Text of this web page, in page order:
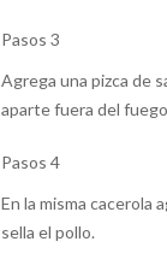
Pasos 3
Agrega una pizca de
aparte fuera del
Pasos 4
En la misma cacerola
sella el pollo.